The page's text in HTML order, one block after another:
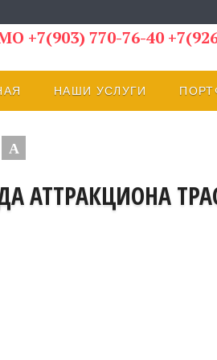
+7(903) 770-76-40
НАШИ УСЛУГИ
А
АТТРАКЦИОНА